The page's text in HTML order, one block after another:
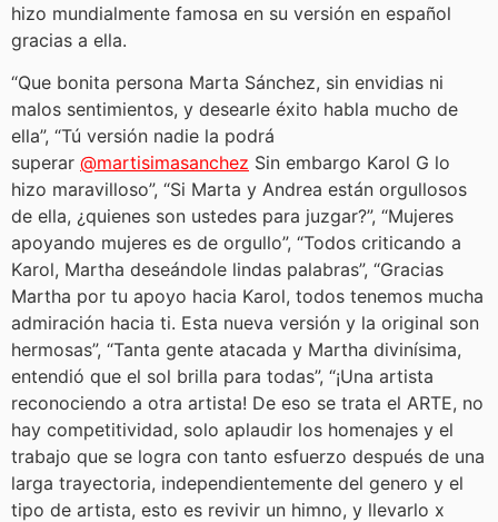
hizo mundialmente famosa en su versión en español
gracias a ella.
“Que bonita persona Marta Sánchez, sin envidias ni
malos sentimientos, y desearle éxito habla mucho de
ella”, “Tú versión nadie la podrá
superar @martisimasanchez Sin embargo Karol G lo
hizo maravilloso”, “Si Marta y Andrea están orgullosos
de ella, ¿quienes son ustedes para juzgar?”, “Mujeres
apoyando mujeres es de orgullo”, “Todos criticando a
Karol, Martha deseándole lindas palabras”, “Gracias
Martha por tu apoyo hacia Karol, todos tenemos mucha
admiración hacia ti. Esta nueva versión y la original son
hermosas”, “Tanta gente atacada y Martha divinísima,
entendió que el sol brilla para todas”, “¡Una artista
reconociendo a otra artista! De eso se trata el ARTE, no
hay competitividad, solo aplaudir los homenajes y el
trabajo que se logra con tanto esfuerzo después de una
larga trayectoria, independientemente del genero y el
tipo de artista, esto es revivir un himno, y llevarlo x